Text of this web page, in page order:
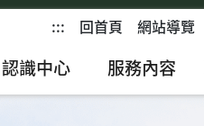
::: 回首頁 網站導覽
認識中心 服務內容